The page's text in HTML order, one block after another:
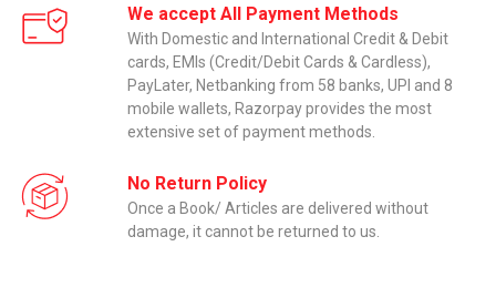
We accept All Payment Methods
With Domestic and International Credit & Debit
cards, EMIs (Credit/Debit Cards & Cardless),
PayLater, Netbanking from 58 banks, UPI and 8
mobile wallets, Razorpay provides the most
extensive set of payment methods.
No Return Policy
Once a Book/ Articles are delivered without
damage, it cannot be returned to us.